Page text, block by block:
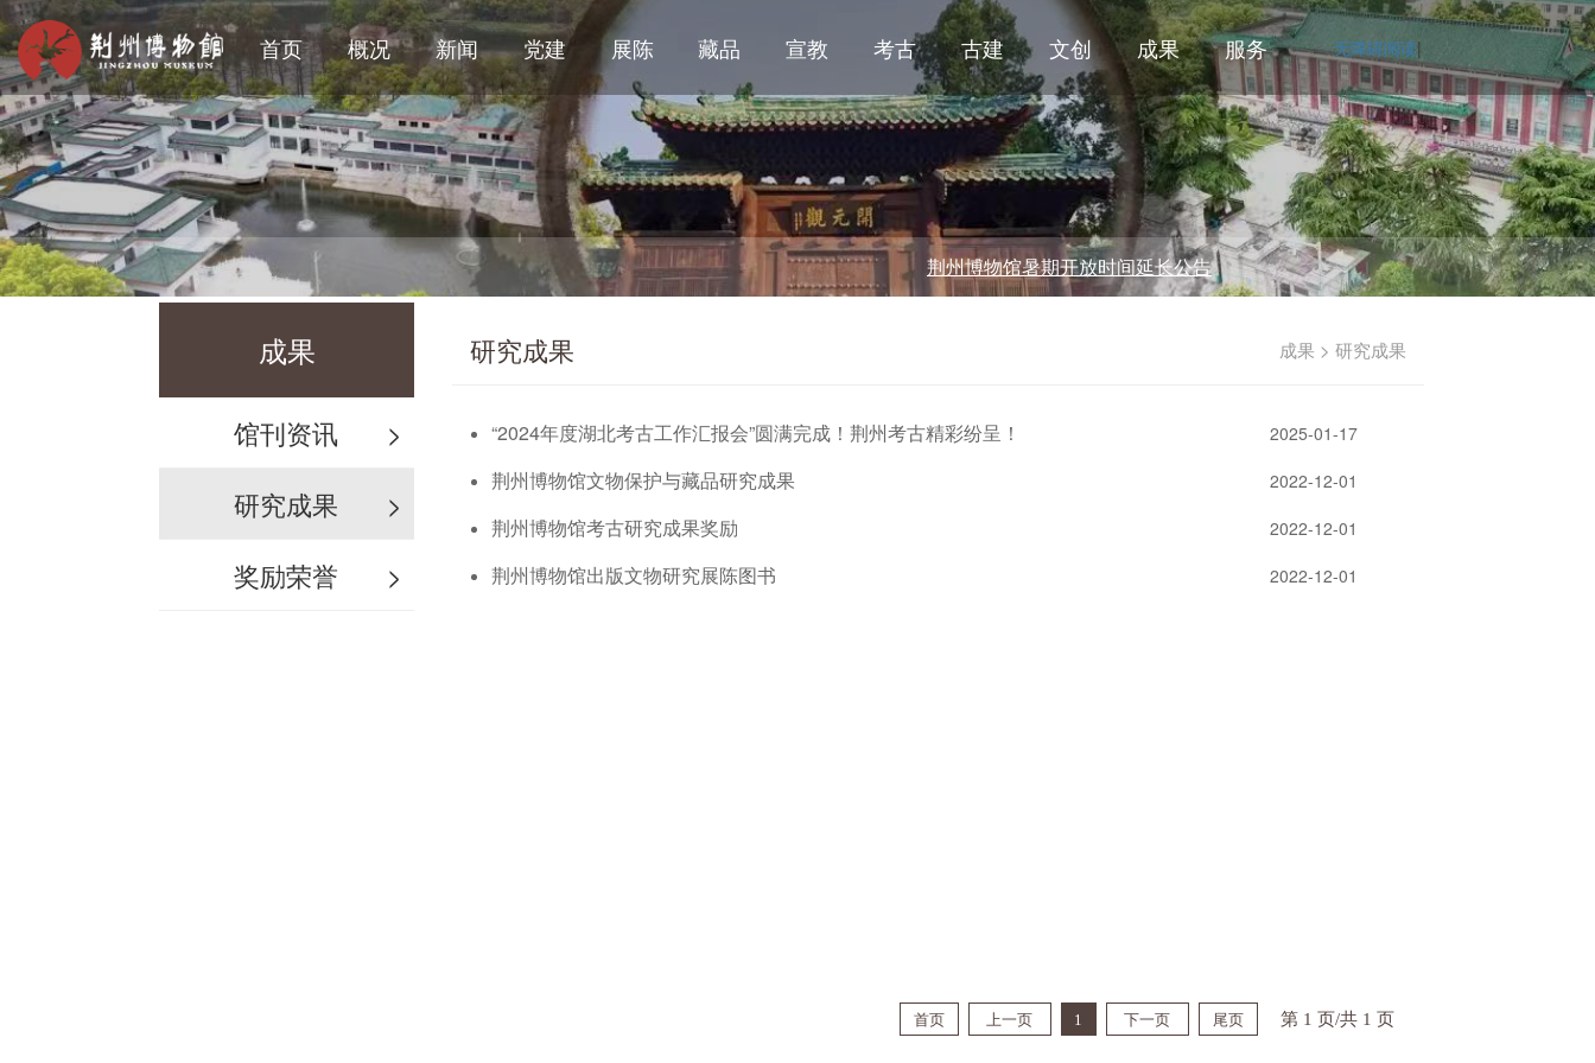
首页 概况 新闻 党建 展陈 藏品 宣教 考古 古建 文创 成果 服务 无障碍阅读|
荆州博物馆暑期开放时间延长公告
成果
馆刊资讯
>
研究成果
>
奖励荣誉
>
研究成果 成果 > 研究成果
“2024年度湖北考古工作汇报会”圆满完成！荆州考古精彩纷呈！ 2025-01-17
荆州博物馆文物保护与藏品研究成果 2022-12-01
荆州博物馆考古研究成果奖励 2022-12-01
荆州博物馆出版文物研究展陈图书 2022-12-01
首页 上一页 1 下一页 尾页 第 1 页/共 1 页